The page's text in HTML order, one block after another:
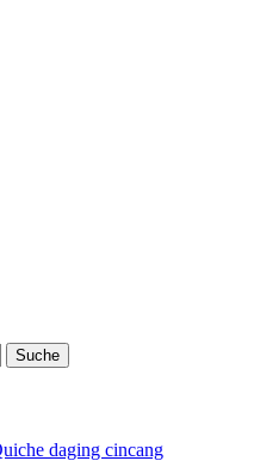
daging cincang